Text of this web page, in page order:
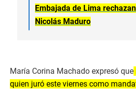
Embajada de Lima
Nicolás Maduro
María Corina Machado expresó que
quien juró este viernes como